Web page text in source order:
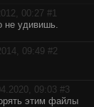
00:27 #1
не удивишь.
09:49 #2
09:03 #3
этим файлы